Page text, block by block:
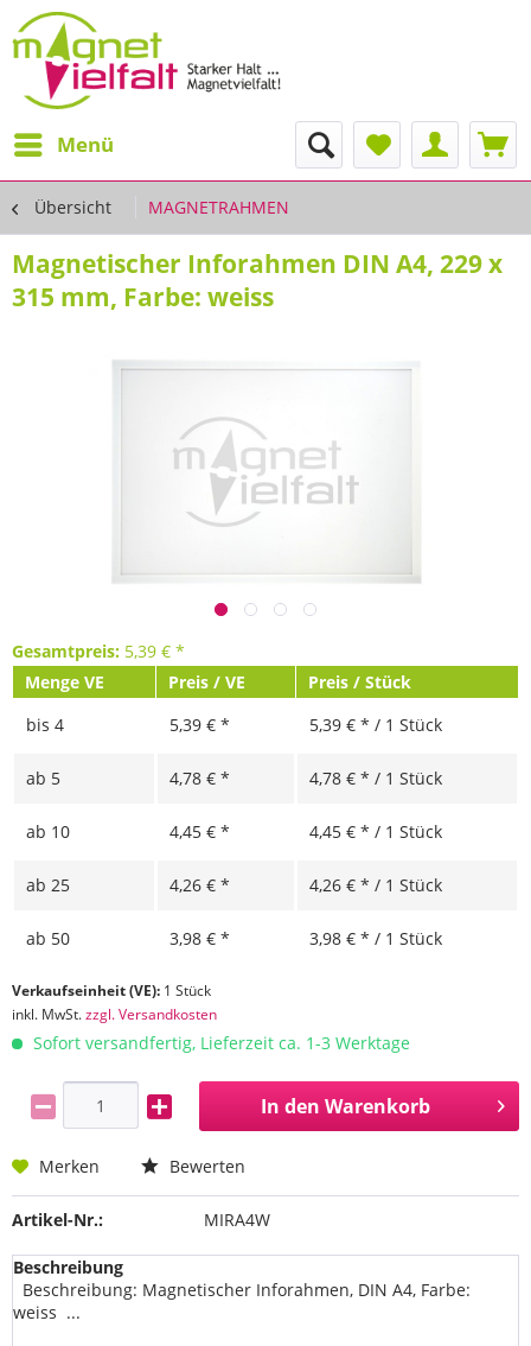
Menü
Übersicht MAGNETRAHMEN
Magnetischer Inforahmen DIN A4, 229 x
315 mm, Farbe: weiss
Gesamtpreis: 5,39 € *
Menge VE
Preis / VE
Preis / Stück
bis 4 5,39 € * 5,39 € * / 1 Stück
ab 5 4,78 € * 4,78 € * / 1 Stück
ab 10 4,45 € * 4,45 € * / 1 Stück
ab 25 4,26 € * 4,26 € * / 1 Stück
ab 50 3,98 € * 3,98 € * / 1 Stück
Verkaufseinheit (VE): 1 Stück
inkl. MwSt.zzgl. Versandkosten
Sofort versandfertig, Lieferzeit ca. 1-3 Werktage
In den Warenkorb
Merken Bewerten
Artikel-Nr.: MIRA4W
Beschreibung
Beschreibung: Magnetischer Inforahmen, DIN A4, Farbe:
weiss ...